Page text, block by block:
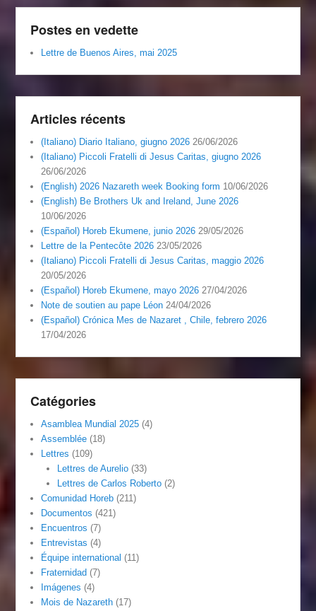
Postes en vedette
Lettre de Buenos Aires, mai 2025
Articles récents
(Italiano) Diario Italiano, giugno 2026 26/06/2026
(Italiano) Piccoli Fratelli di Jesus Caritas, giugno 2026
26/06/2026
(English) 2026 Nazareth week Booking form 10/06/2026
(English) Be Brothers Uk and Ireland, June 2026
10/06/2026
(Español) Horeb Ekumene, junio 2026 29/05/2026
Lettre de la Pentecôte 2026 23/05/2026
(Italiano) Piccoli Fratelli di Jesus Caritas, maggio 2026
20/05/2026
(Español) Horeb Ekumene, mayo 2026 27/04/2026
Note de soutien au pape Léon 24/04/2026
(Español) Crónica Mes de Nazaret , Chile, febrero 2026
17/04/2026
Catégories
Asamblea Mundial 2025 (4)
Assemblée (18)
Lettres (109)
Lettres de Aurelio(33)
Lettres de Carlos Roberto(2)
Comunidad Horeb (211)
Documentos (421)
Encuentros (7)
Entrevistas (4)
Équipe international (11)
Fraternidad (7)
Imágenes (4)
Mois de Nazareth (17)